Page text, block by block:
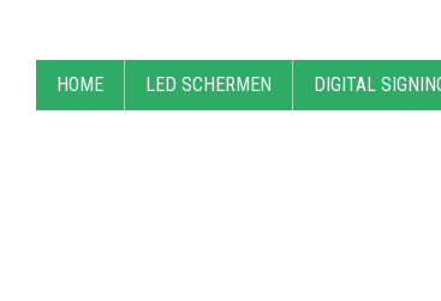
HOME LED SCHERMEN DIGITAL